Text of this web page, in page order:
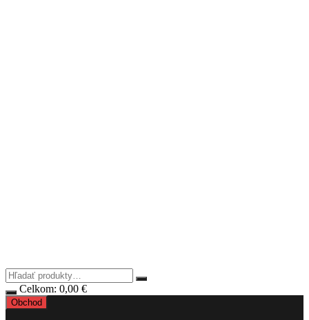
Celkom: 0,00 €
Obchod